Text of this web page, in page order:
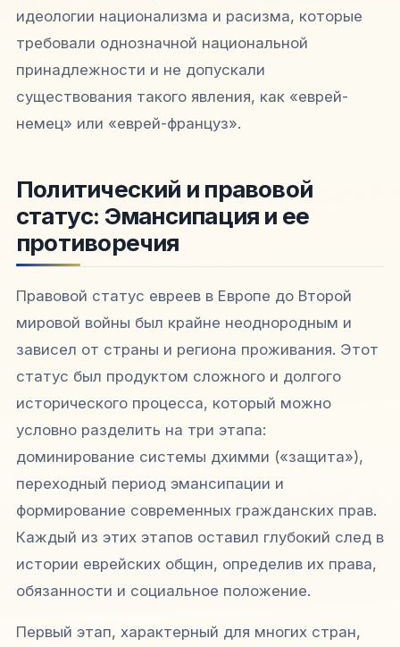
идеологии национализма и расизма, которые
требовали однозначной национальной
принадлежности и не допускали
существования такого явления, как «еврей-
немец» или «еврей-француз».
Политический и правовой
статус: Эмансипация и ее
противоречия
Правовой статус евреев в Европе до Второй
мировой войны был крайне неоднородным и
зависел от страны и региона проживания. Этот
статус был продуктом сложного и долгого
исторического процесса, который можно
условно разделить на три этапа:
доминирование системы дхимми («защита»),
переходный период эмансипации и
формирование современных гражданских прав.
Каждый из этих этапов оставил глубокий след в
истории еврейских общин, определив их права,
обязанности и социальное положение.
Первый этап, характерный для многих стран,